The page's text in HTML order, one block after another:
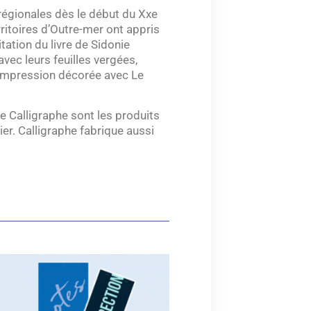
dès le début du Xxe
d’Outre-mer ont appris
du livre de Sidonie
leurs feuilles vergées,
décorée avec Le
Calligraphe sont les produits
Calligraphe fabrique aussi